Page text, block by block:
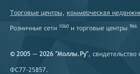
Торговые центры, коммерческая
Розничные сети 1060 и торговые центры 966
© 2005 — 2026 "Моллы.Ру",
ФС77-25857.